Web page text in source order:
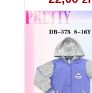
(8-16) 10szt